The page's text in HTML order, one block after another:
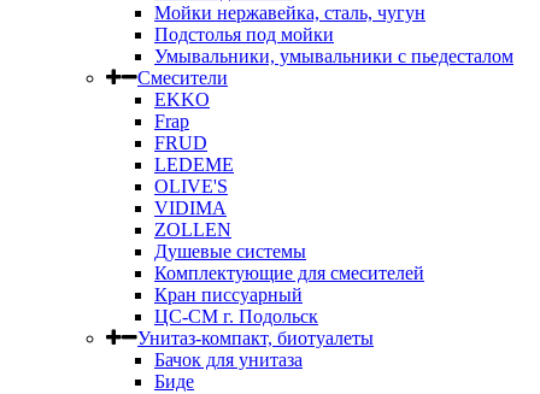
Мойки нержавейка, сталь, чугун
Подстолья под мойки
Умывальники, умывальники с пьедесталом
Смесители
EKKO
Frap
FRUD
LEDEME
OLIVE'S
VIDIMA
ZOLLEN
Душевые системы
Комплектующие для смесителей
Кран писсуарный
ЦС-СМ г. Подольск
Унитаз-компакт, биотуалеты
Бачок для унитаза
Биде